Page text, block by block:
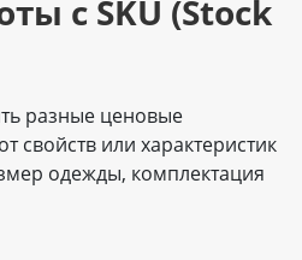
с SKU (Stock
разные ценовые
свойств или характеристик
одежды, комплектация